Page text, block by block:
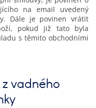
na email uvedený
Dále je povinen vrátit
pokud již tato byla
s těmito obchodními
vadného